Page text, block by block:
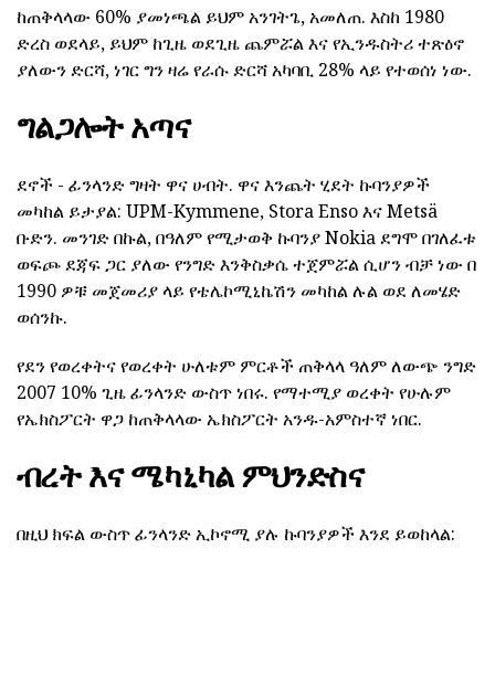
ከጠቅላላው 60% ያመነጫል ይህም አንገትጌ, አመለጠ. እስከ 1980
ድረስ ወደላይ, ይህም ከጊዜ ወደጊዜ ጨምሯል እና የኢንዱስትሪ ተጽዕኖ
ያለውን ድርሻ, ነገር ግን ዛሬ የራሱ ድርሻ አካባቢ 28% ላይ የተወሰነ ነው.
ግልጋሎት አጣና
ደኖች - ፊንላንድ ግዛት ዋና ሀብት. ዋና እንጨት ሂደት ኩባንያዎች
መካከል ይታያል: UPM-Kymmene, Stora Enso እና Metsä
ቡድን. መንገድ በኩል, በዓለም የሚታወቅ ኩባንያ Nokia ደግሞ በገለፈቱ
ወፍጮ ደጃፍ ጋር ያለው የንግድ እንቅስቃሴ ተጀምሯል ሲሆን ብቻ ነው በ
1990 ዎቹ መጀመሪያ ላይ የቴሌኮሚኒኬሽን መካከል ሉል ወደ ለመሄድ
ወሰንኩ.
የደን የወረቀትና የወረቀት ሁለቱም ምርቶች ጠቅላላ ዓለም ለውጭ ንግድ
2007 10% ጊዜ ፊንላንድ ውስጥ ነበሩ. የማተሚያ ወረቀት የሁሉም
የኤክስፖርት ዋጋ ከጠቅላላው ኤክስፖርት አንዱ-አምስተኛ ነበር.
ብረት እና ሜካኒካል ምህንድስና
በዚህ ክፍል ውስጥ ፊንላንድ ኢኮኖሚ ያሉ ኩባንያዎች እንደ ይወከላል: